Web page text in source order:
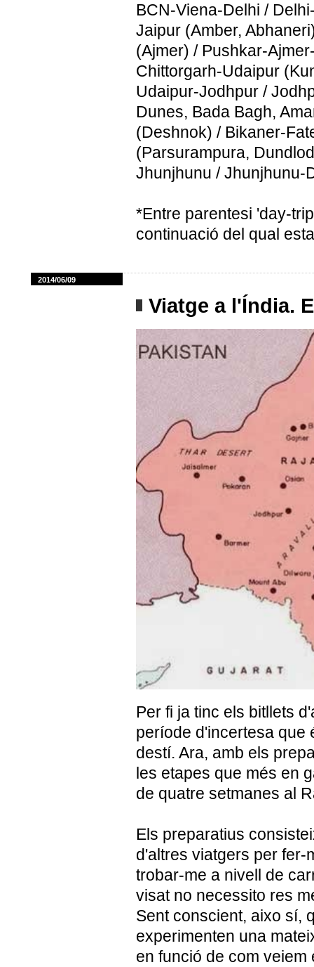
BCN-Viena-Delhi /
Jaipur (Amber,
(Ajmer) / Pushkar-
Chittorgarh-Udaipur
Udaipur-Jodhpur /
Dunes, Bada Bagh,
(Deshnok) / Bikaner-
(Parsurampura,
Jhunjhunu / Jhunjhunu-
*Entre parentesi 'day-
continuació del qual
2014/06/09
Viatge a l'Índia.
Per fi ja tinc els bitllets
període d'incertesa que
destí. Ara, amb els
les etapes que més en
de quatre setmanes al
Els preparatius
d'altres viatgers per fer-
trobar-me a nivell de
visat no necessito res
Sent conscient, aixo sí,
experimenten una
en funció de com veiem